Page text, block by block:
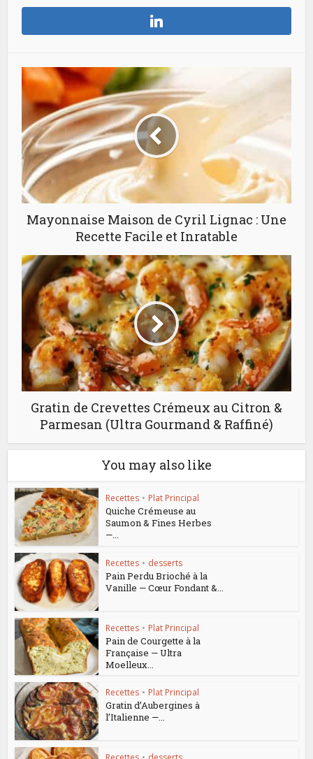
Mayonnaise Maison de Cyril Lignac : Une
Recette Facile et Inratable
Gratin de Crevettes Crémeux au Citron &
Parmesan (Ultra Gourmand & Raffiné)
You may also like
Recettes • Plat Principal
Quiche Crémeuse au
Saumon & Fines Herbes
—...
Recettes • desserts
Pain Perdu Brioché à la
Vanille — Cœur Fondant &...
Recettes • Plat Principal
Pain de Courgette à la
Française — Ultra
Moelleux...
Recettes • Plat Principal
Gratin d’Aubergines à
l’Italienne —...